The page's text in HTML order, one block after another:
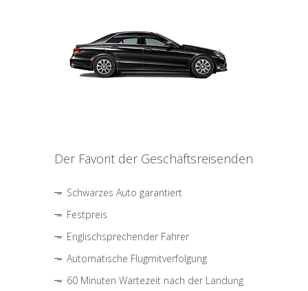
Der Favorit der Geschäftsreisenden
Schwarzes Auto garantiert
Festpreis
Englischsprechender Fahrer
Automatische Flugmitverfolgung
60 Minuten Wartezeit nach der Landung